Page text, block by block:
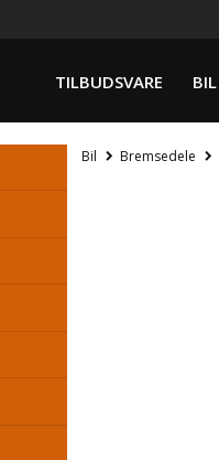
TILBUDSVARE BIL
Bil Bremsedele